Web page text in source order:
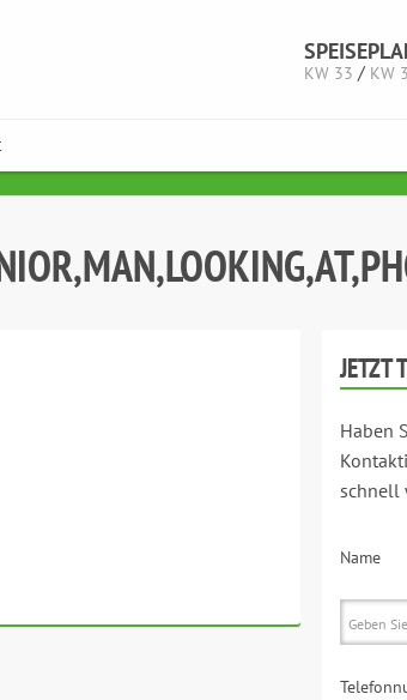
KW 33 / KW
JETZT
Haben
schnell
Name